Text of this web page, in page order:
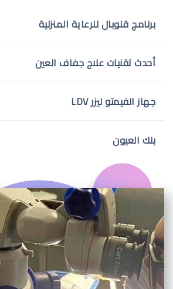
برنامج قلوبال للرعاية المنزلية
أحدث تقنيات علاج جفاف العين
جهاز الفيمتو ليزر LDV
بنك العيون